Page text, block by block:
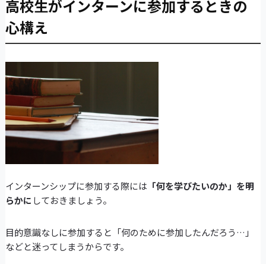
高校生がインターンに参加するときの
心構え
インターンシップに参加する際には 「何を学びたいのか」を明
らかに しておきましょう。
目的意識なしに参加すると「何のために参加したんだろう…」
などと迷ってしまうからです。